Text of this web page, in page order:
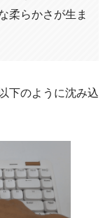
柔らかさが生ま
下のように沈み込